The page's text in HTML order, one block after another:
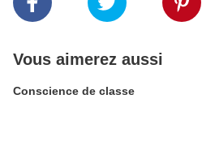
Vous aimerez aussi
Conscience de classe